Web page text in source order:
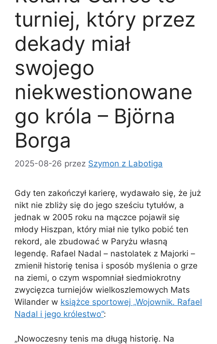
turniej, który przez
dekady miał
swojego
niekwestionowane
go króla – Björna
Borga
2025-08-26 przez Szymon z Labotiga
Gdy ten zakończył karierę, wydawało się, że już
nikt nie zbliży się do jego sześciu tytułów, a
jednak w 2005 roku na mączce pojawił się
młody Hiszpan, który miał nie tylko pobić ten
rekord, ale zbudować w Paryżu własną
legendę. Rafael Nadal – nastolatek z Majorki –
zmienił historię tenisa i sposób myślenia o grze
na ziemi, o czym wspomniał siedmiokrotny
zwycięzca turniejów wielkoszlemowych Mats
Wilander w książce sportowej „Wojownik. Rafael
Nadal i jego królestwo”:
„Nowoczesny tenis ma długą historię. Na